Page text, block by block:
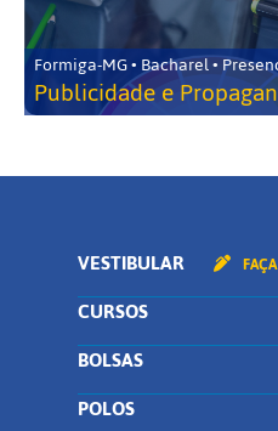
Formiga-MG • Bacharel •
Publicidade e
VESTIBULAR
CURSOS
BOLSAS
POLOS